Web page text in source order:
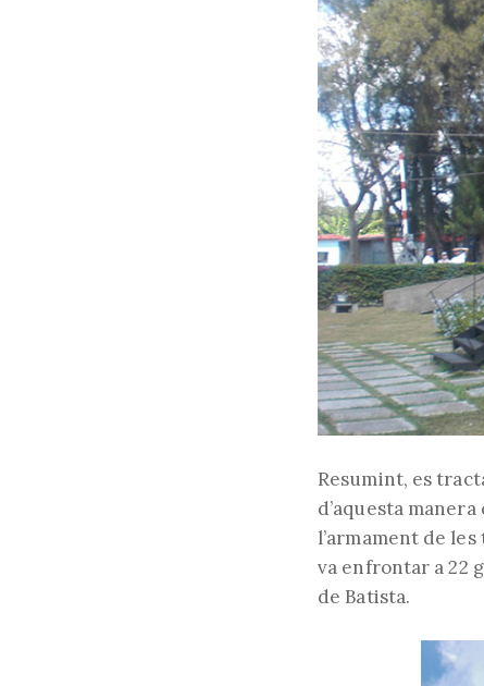
Resumint, es
d’aquesta
l’armament de
va enfrontar a 22
de Batista.